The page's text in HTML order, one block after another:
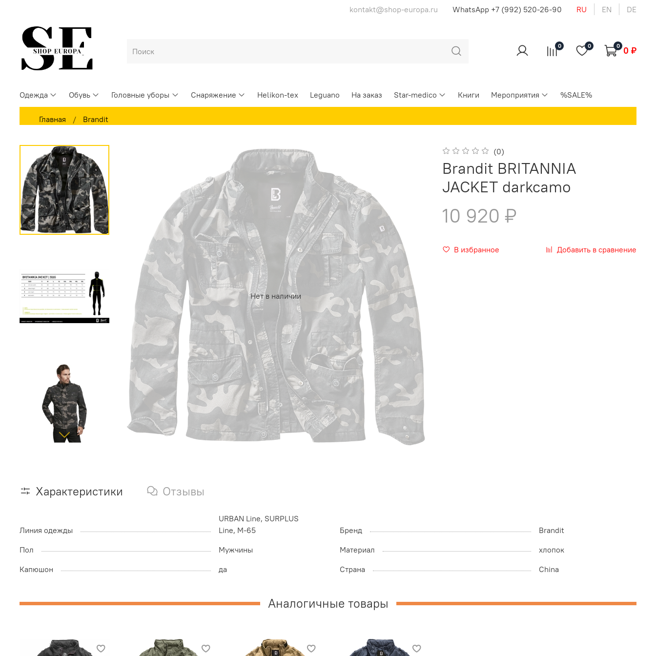
kontakt@shop-europa.ru WhatsApp +7 (992) 520-26-90 RU EN DE
0 0 0 0 ₽
Одежда Обувь Головные уборы Снаряжение Helikon-tex Leguano На заказ Star-medico Книги Мероприятия %SALE%
Главная Brandit
Нет в наличии
(0)
Brandit BRITANNIA
JACKET darkcamo
10 920 ₽
В избранное Добавить в сравнение
Характеристики Отзывы
Линия одежды
URBAN Line, SURPLUS
Line, M-65
Бренд
Brandit
Пол
Мужчины Материал
хлопок
Капюшон
да Страна China
Аналогичные товары